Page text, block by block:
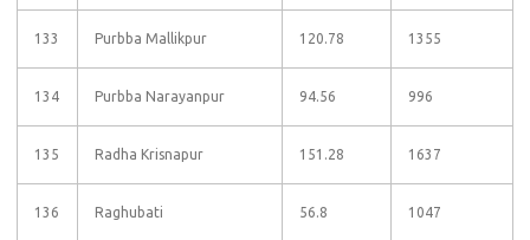
133 Purbba Mallikpur 120.78 1355
134 Purbba Narayanpur 94.56 996
135 Radha Krisnapur 151.28 1637
136 Raghubati 56.8 1047